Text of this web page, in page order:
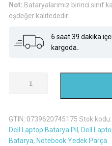
Not: Bataryalarımız birinci sınıf
eşdeğer kalitededir.
6 saat 39 dakika
kargoda..
383Cw
Pil
adet
GTIN: 0739620745175 Stok kodu:
Dell Laptop Batarya Pil , Dell
Batarya, Notebook Yedek Parça